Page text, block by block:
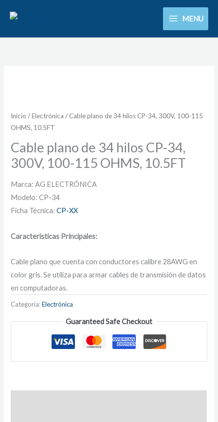
MENU
Inicio /Electrónica / Cable plano de 34 hilos CP-34, 300V, 100-115
OHMS, 10.5FT
Cable plano de 34 hilos CP-34,
300V, 100-115 OHMS, 10.5FT
Marca: AG ELECTRÓNICA
Modelo: CP-34
Ficha Técnica:CP-XX
Características Principales:
Cable plano que cuenta con conductores calibre 28AWG en
color gris. Se utiliza para armar cables de transmisión de datos
en computadoras.
Categoría:Electrónica
Guaranteed Safe Checkout